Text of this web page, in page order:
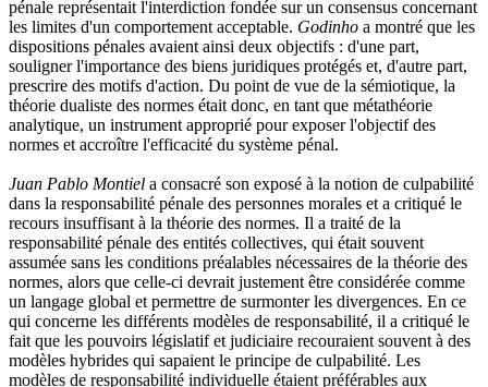
pénale représentait l'interdiction fondée sur un consensus concernant
les limites d'un comportement acceptable. Godinho a montré que les
dispositions pénales avaient ainsi deux objectifs : d'une part,
souligner l'importance des biens juridiques protégés et, d'autre part,
prescrire des motifs d'action. Du point de vue de la sémiotique, la
théorie dualiste des normes était donc, en tant que métathéorie
analytique, un instrument approprié pour exposer l'objectif des
normes et accroître l'efficacité du système pénal.
Juan Pablo Montiel a consacré son exposé à la notion de culpabilité
dans la responsabilité pénale des personnes morales et a critiqué le
recours insuffisant à la théorie des normes. Il a traité de la
responsabilité pénale des entités collectives, qui était souvent
assumée sans les conditions préalables nécessaires de la théorie des
normes, alors que celle-ci devrait justement être considérée comme
un langage global et permettre de surmonter les divergences. En ce
qui concerne les différents modèles de responsabilité, il a critiqué le
fait que les pouvoirs législatif et judiciaire recouraient souvent à des
modèles hybrides qui sapaient le principe de culpabilité. Les
modèles de responsabilité individuelle étaient préférables aux